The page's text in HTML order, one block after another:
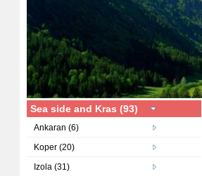
Sea side and Kras (93)
Ankaran (6)
Koper (20)
Izola (31)